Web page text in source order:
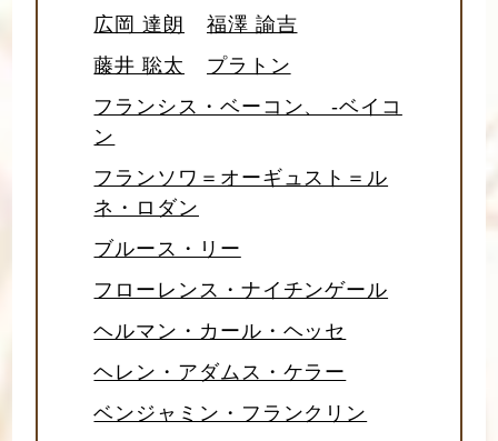
広岡 達朗
福澤 諭吉
藤井 聡太
プラトン
フランシス・ベーコン、 -ベイコ
ン
フランソワ＝オーギュスト＝ル
ネ・ロダン
ブルース・リー
フローレンス・ナイチンゲール
ヘルマン・カール・ヘッセ
ヘレン・アダムス・ケラー
ベンジャミン・フランクリン